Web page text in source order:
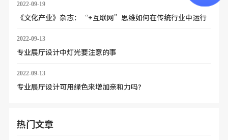
2022-09-19
《文化产业》杂志：“+互联网”思维如何在传统行业中运行
2022-09-13
专业展厅设计中灯光要注意的事
2022-09-13
专业展厅设计可用绿色来增加亲和力吗?
热门文章